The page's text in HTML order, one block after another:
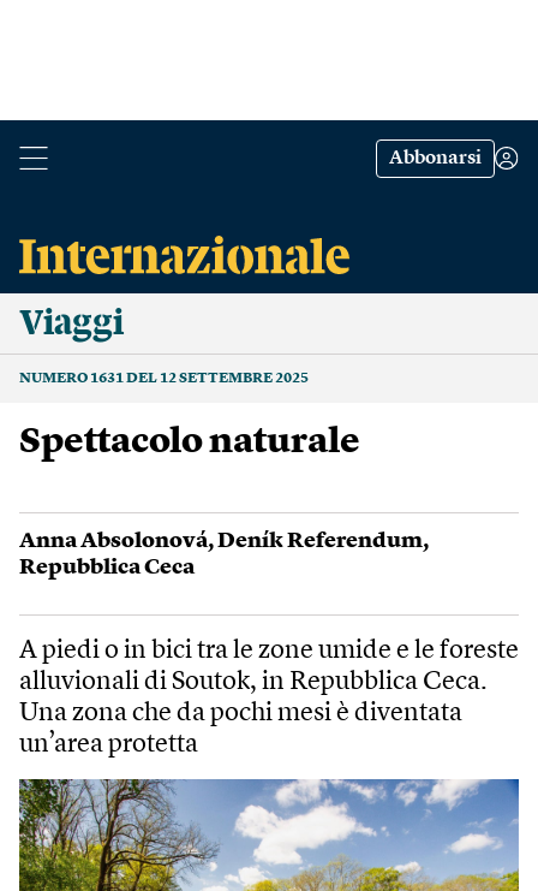
Abbonarsi
Viaggi
NUMERO 1631 DEL 12 SETTEMBRE 2025
Spettacolo naturale
Anna Absolonová,Deník Referendum,
Repubblica Ceca
A piedi o in bici tra le zone umide e le foreste
alluvionali di Soutok, in Repubblica Ceca.
Una zona che da pochi mesi è diventata
un’area protetta